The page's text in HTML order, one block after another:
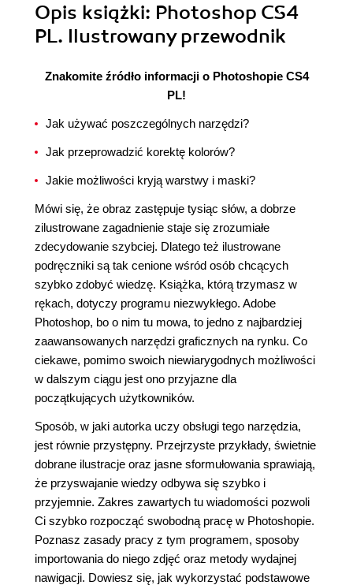
Opis książki: Photoshop CS4
PL. Ilustrowany przewodnik
Znakomite źródło informacji o Photoshopie CS4
PL!
Jak używać poszczególnych narzędzi?
Jak przeprowadzić korektę kolorów?
Jakie możliwości kryją warstwy i maski?
Mówi się, że obraz zastępuje tysiąc słów, a dobrze
zilustrowane zagadnienie staje się zrozumiałe
zdecydowanie szybciej. Dlatego też ilustrowane
podręczniki są tak cenione wśród osób chcących
szybko zdobyć wiedzę. Książka, którą trzymasz w
rękach, dotyczy programu niezwykłego. Adobe
Photoshop, bo o nim tu mowa, to jedno z najbardziej
zaawansowanych narzędzi graficznych na rynku. Co
ciekawe, pomimo swoich niewiarygodnych możliwości
w dalszym ciągu jest ono przyjazne dla
początkujących użytkowników.
Sposób, w jaki autorka uczy obsługi tego narzędzia,
jest równie przystępny. Przejrzyste przykłady, świetnie
dobrane ilustracje oraz jasne sformułowania sprawiają,
że przyswajanie wiedzy odbywa się szybko i
przyjemnie. Zakres zawartych tu wiadomości pozwoli
Ci szybko rozpocząć swobodną pracę w Photoshopie.
Poznasz zasady pracy z tym programem, sposoby
importowania do niego zdjęć oraz metody wydajnej
nawigacji. Dowiesz się, jak wykorzystać podstawowe